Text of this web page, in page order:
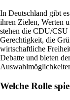
In Deutschland gibt
ihren Zielen, Werten
stehen die CDU/CSU
Gerechtigkeit, die
wirtschaftliche
Debatte und bieten
Welche Rolle